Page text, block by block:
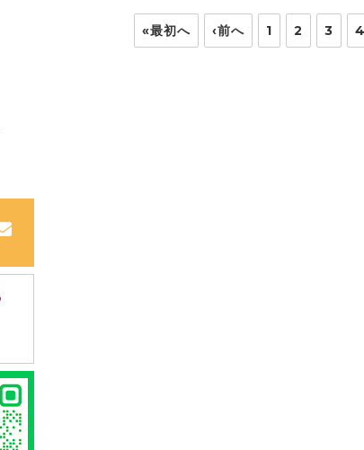
«最初へ ‹前へ 1 2 3 4